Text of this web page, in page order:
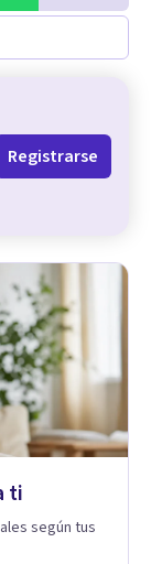
Registrarse
ti
según tus